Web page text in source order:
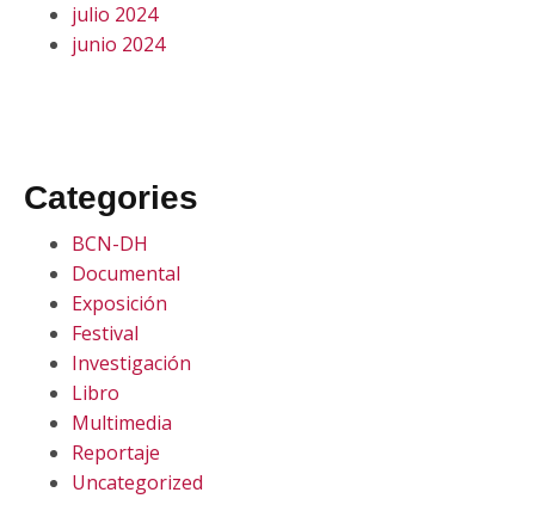
julio 2024
junio 2024
Categories
BCN-DH
Documental
Exposición
Festival
Investigación
Libro
Multimedia
Reportaje
Uncategorized